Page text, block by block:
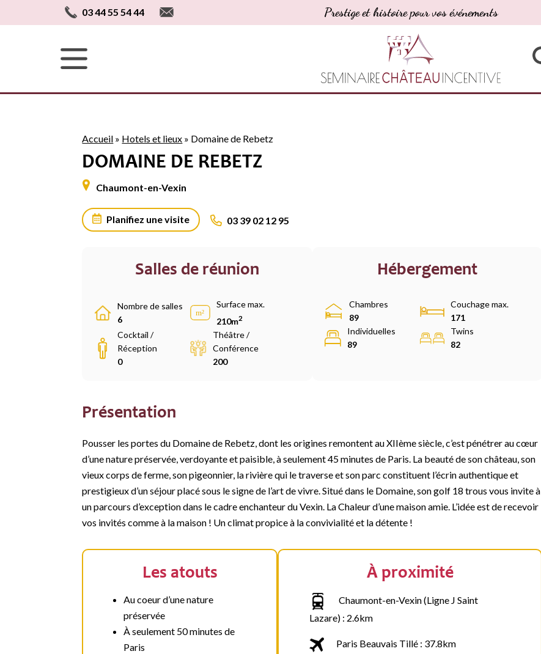
03 44 55 54 44 Prestige et histoire pour vos événements
Accueil » Hotels et lieux » Domaine de Rebetz
DOMAINE DE REBETZ
Chaumont-en-Vexin
Planifiez une visite 03 39 02 12 95
Salles de réunion
Nombre de salles
6
Surface max.
210m2
Cocktail /
Réception
0
Théâtre /
Conférence
200
Hébergement
Chambres
89
Couchage max.
171
Individuelles
89
Twins
82
Présentation
Pousser les portes du Domaine de Rebetz, dont les origines remontent au XIIème siècle, c’est pénétrer au cœur
d’une nature préservée, verdoyante et paisible, à seulement 45 minutes de Paris. La beauté de son château, son
vieux corps de ferme, son pigeonnier, la rivière qui le traverse et son parc constituent l’écrin authentique et
prestigieux d’un séjour placé sous le signe de l’art de vivre. Situé dans le Domaine, son golf 18 trous vous invite à
un parcours d’exception dans le cadre enchanteur du Vexin. La Chaleur d’une maison amie. L’idée est de recevoir
vos invités comme à la maison ! Un climat propice à la convivialité et la détente !
Les atouts
Au coeur d’une nature
préservée
À seulement 50 minutes de
Paris
À proximité
Chaumont-en-Vexin (Ligne J Saint
Lazare) : 2.6km
Paris Beauvais Tillé : 37.8km